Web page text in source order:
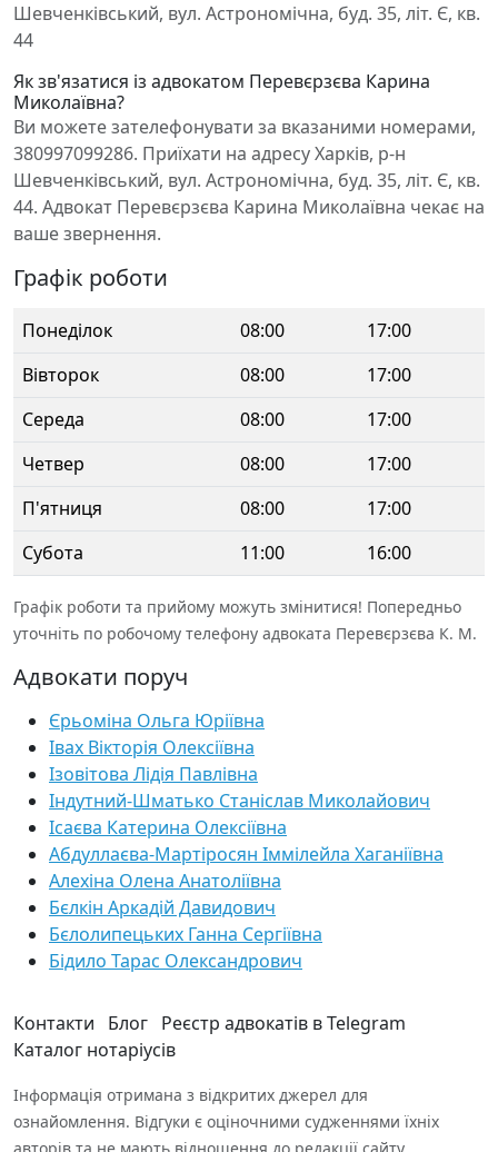
Шевченківський, вул. Астрономічна, буд. 35, літ. Є, кв.
44
Як зв'язатися із адвокатом Перевєрзєва Карина
Миколаївна?
Ви можете зателефонувати за вказаними номерами,
380997099286. Приїхати на адресу Харків, р-н
Шевченківський, вул. Астрономічна, буд. 35, літ. Є, кв.
44. Адвокат Перевєрзєва Карина Миколаївна чекає на
ваше звернення.
Графік роботи
Понеділок 08:00
17:00
Вівторок
08:00
17:00
Середа
08:00
17:00
Четвер
08:00
17:00
П'ятниця
08:00
17:00
Субота
11:00 16:00
Графік роботи та прийому можуть змінитися! Попередньо
уточніть по робочому телефону адвоката Перевєрзєва К. М.
Адвокати поруч
Єрьоміна Ольга Юріївна
Івах Вікторія Олексіївна
Ізовітова Лідія Павлівна
Індутний-Шматько Станіслав Миколайович
Ісаєва Катерина Олексіївна
Абдуллаєва-Мартіросян Іммілейла Хаганіївна
Алехіна Олена Анатоліївна
Бєлкін Аркадій Давидович
Бєлолипецьких Ганна Сергіївна
Бідило Тарас Олександрович
Контакти Блог Реєстр адвокатів в Telegram
Каталог нотаріусів
Інформація отримана з відкритих джерел для
ознайомлення. Відгуки є оціночними судженнями їхніх